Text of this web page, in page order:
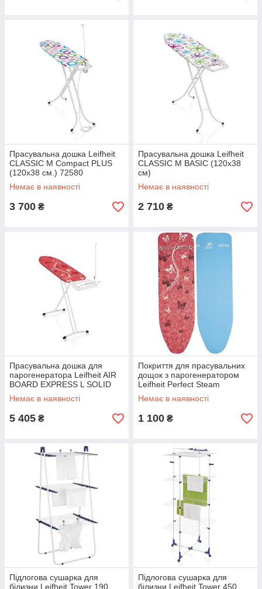
Прасувальна дошка Leifheit
CLASSIC M Compact PLUS
(120х38 см.) 72580
Немає в наявності
3 700 ₴
Прасувальна дошка Leifheit
CLASSIC M BASIC (120х38
см)
Немає в наявності
2 710 ₴
Прасувальна дошка для
парогенератора Leifheit AIR
BOARD EXPRESS L SOLID
(130х38 см) 72567
Немає в наявності
5 405 ₴
Покриття для прасувальних
дощок з парогенератором
Leifheit Perfect Steam
Airboard Express Universal
(140x45 см)
Немає в наявності
1 100 ₴
Підлогова сушарка для
білизни Leifheit Tower 190
Підлогова сушарка для
білизни Leifheit Tower 450